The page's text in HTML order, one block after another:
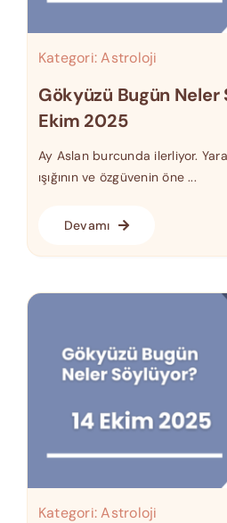
Kategori:Astroloji
Gökyüzü Bugün Neler
Ekim 2025
Ay Aslan burcunda ilerliyor.
ışığının ve özgüvenin öne ...
Devamı
Kategori:Astroloji